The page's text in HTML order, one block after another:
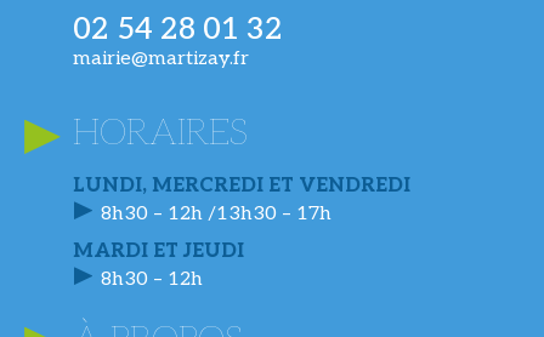
02 54 28 01 32
mairie@martizay.fr
HORAIRES
LUNDI, MERCREDI ET VENDREDI
8h30 – 12h /13h30 – 17h
MARDI ET JEUDI
8h30 – 12h